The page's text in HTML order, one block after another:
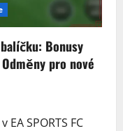
Bonusy
pro nové
SPORTS FC